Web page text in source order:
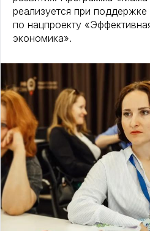
реализуется при
по нацпроекту
экономика».